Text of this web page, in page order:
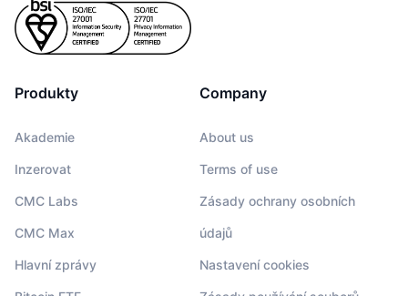
Produkty
Akademie
Inzerovat
CMC Labs
CMC Max
Hlavní zprávy
Company
About us
Terms of use
Zásady ochrany osobních
údajů
Nastavení cookies